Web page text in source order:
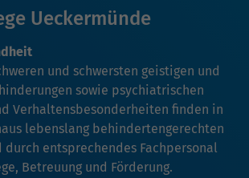
Ueckermünde
und schwersten geistigen und
sowie psychiatrischen
Verhaltensbesonderheiten finden in
lebenslang behindertengerechten
durch entsprechendes Fachpersonal
Betreuung und Förderung.